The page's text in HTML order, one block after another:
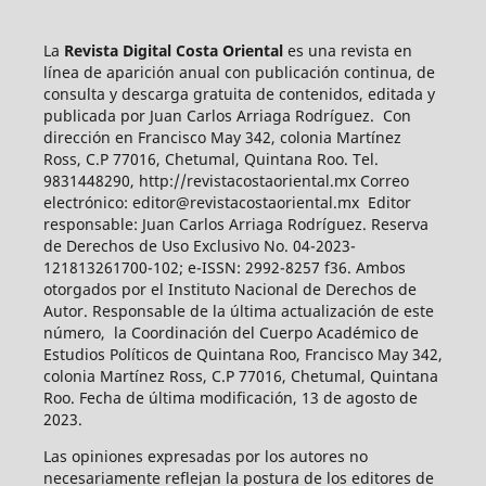
La Revista Digital Costa Orientales una revista en
línea de aparición anual con publicación continua, de
consulta y descarga gratuita de contenidos, editada y
publicada por Juan Carlos Arriaga Rodríguez. Con
dirección en Francisco May 342, colonia Martínez
Ross, C.P 77016, Chetumal, Quintana Roo. Tel.
9831448290, http://revistacostaoriental.mx Correo
electrónico: editor@revistacostaoriental.mx Editor
responsable: Juan Carlos Arriaga Rodríguez. Reserva
de Derechos de Uso Exclusivo No. 04-2023-
121813261700-102; e-ISSN: 2992-8257 f36. Ambos
otorgados por el Instituto Nacional de Derechos de
Autor. Responsable de la última actualización de este
número, la Coordinación del Cuerpo Académico de
Estudios Políticos de Quintana Roo, Francisco May 342,
colonia Martínez Ross, C.P 77016, Chetumal, Quintana
Roo. Fecha de última modificación, 13 de agosto de
2023.
Las opiniones expresadas por los autores no
necesariamente reflejan la postura de los editores de